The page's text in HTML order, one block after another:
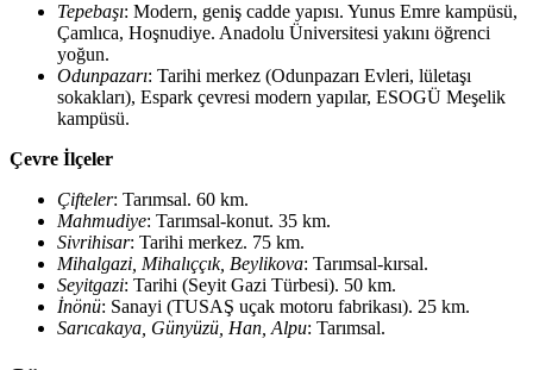
Tepebaşı: Modern, geniş cadde yapısı. Yunus Emre kampüsü,
Çamlıca, Hoşnudiye. Anadolu Üniversitesi yakını öğrenci
yoğun.
Odunpazarı: Tarihi merkez (Odunpazarı Evleri, lületaşı
sokakları), Espark çevresi modern yapılar, ESOGÜ Meşelik
kampüsü.
Çevre İlçeler
Çifteler: Tarımsal. 60 km.
Mahmudiye: Tarımsal-konut. 35 km.
Sivrihisar: Tarihi merkez. 75 km.
Mihalgazi, Mihalıççık, Beylikova: Tarımsal-kırsal.
Seyitgazi: Tarihi (Seyit Gazi Türbesi). 50 km.
İnönü: Sanayi (TUSAŞ uçak motoru fabrikası). 25 km.
Sarıcakaya, Günyüzü, Han, Alpu: Tarımsal.